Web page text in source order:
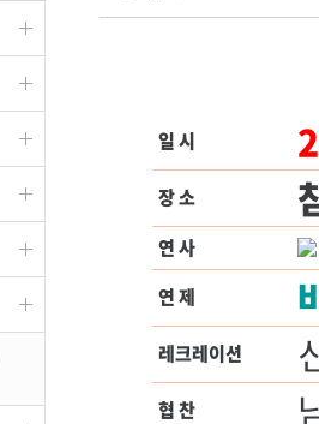
일 시
장 소
연 사
연 제
레크레이션
협 찬